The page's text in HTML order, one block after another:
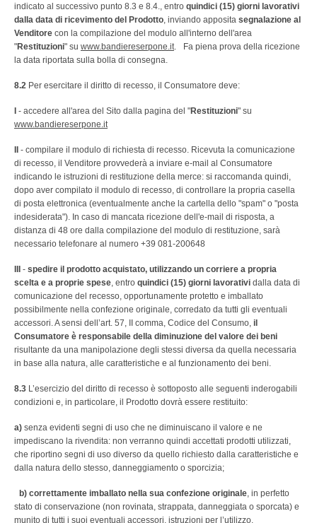
indicato al successivo punto 8.3 e 8.4., entro quindici (15) giorni lavorativi
dalla data di ricevimento del Prodotto, inviando apposita segnalazione al
Venditore con la compilazione del modulo all'interno dell'area
"Restituzioni" su www.bandiereserpone.it. Fa piena prova della ricezione
la data riportata sulla bolla di consegna.
8.2 Per esercitare il diritto di recesso, il Consumatore deve:
- accedere all'area del Sito dalla pagina del "Restituzioni" su
www.bandiereserpone.it
- compilare il modulo di richiesta di recesso. Ricevuta la comunicazione
di recesso, il Venditore provvederà a inviare e-mail al Consumatore
indicando le istruzioni di restituzione della merce: si raccomanda quindi,
dopo aver compilato il modulo di recesso, di controllare la propria casella
di posta elettronica (eventualmente anche la cartella dello "spam" o "posta
indesiderata"). In caso di mancata ricezione dell'e-mail di risposta, a
distanza di 48 ore dalla compilazione del modulo di restituzione, sarà
necessario telefonare al numero +39 081-200648
- spedire il prodotto acquistato, utilizzando un corriere a propria
scelta e a proprie spese, entro quindici (15) giorni lavorativi dalla data di
comunicazione del recesso, opportunamente protetto e imballato
possibilmente nella confezione originale, corredato da tutti gli eventuali
accessori. A sensi dell’art. 57, II comma, Codice del Consumo, il
Consumatore è responsabile della diminuzione del valore dei beni
risultante da una manipolazione degli stessi diversa da quella necessaria
in base alla natura, alle caratteristiche e al funzionamento dei beni.
8.3 L’esercizio del diritto di recesso è sottoposto alle seguenti inderogabili
condizioni e, in particolare, il Prodotto dovrà essere restituito:
a) senza evidenti segni di uso che ne diminuiscano il valore e ne
impediscano la rivendita: non verranno quindi accettati prodotti utilizzati,
che riportino segni di uso diverso da quello richiesto dalla caratteristiche e
dalla natura dello stesso, danneggiamento o sporcizia;
b) correttamente imballato nella sua confezione originale, in perfetto
stato di conservazione (non rovinata, strappata, danneggiata o sporcata) e
munito di tutti i suoi eventuali accessori, istruzioni per l’utilizzo,